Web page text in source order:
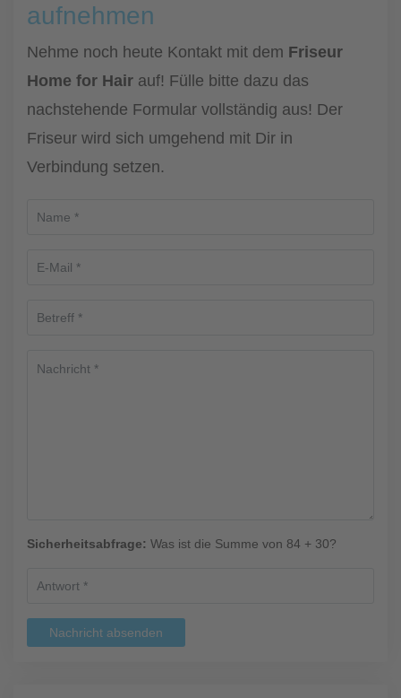
aufnehmen
Nehme noch heute Kontakt mit dem Friseur
Home for Hair auf! Fülle bitte dazu das
nachstehende Formular vollständig aus! Der
Friseur wird sich umgehend mit Dir in
Verbindung setzen.
Sicherheitsabfrage: Was ist die Summe von 84 + 30?
Nachricht absenden